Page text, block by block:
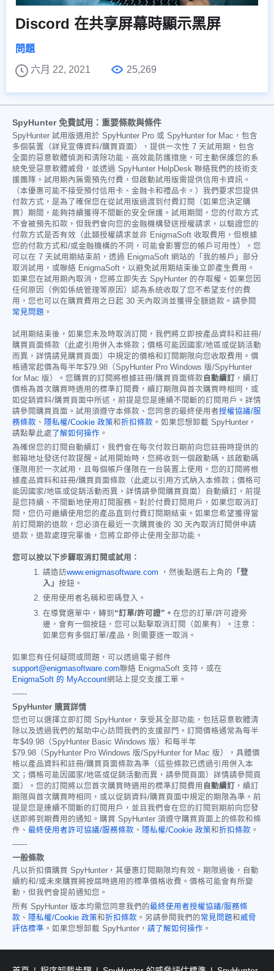
Discord 在共享屏幕時顯示黑屏
問題
六月 22, 2021
25,269
SpyHunter 免費試用：重要條款與條件
SpyHunter 試用版適用於 SpyHunter Pro 或 SpyHunter for Mac，包含
多個裝置（詳見宣傳資料/購買頁面），提供一次性 7 天試用期，包含
全面的惡意軟體偵測和清除功能、高效能防護措施，可主動保護您的系
統免受惡意軟體威脅，並透過 SpyHunter HelpDesk 聯絡我們的技術支
援團隊。試用期內無需預先付費，但啟動試用版需提供信用卡資訊。
（本優惠可能不接受預付信用卡、金融卡和禮品卡。）我們要求您提供
付款方式，是為了確保您在從試用版過渡到付費訂閱（如果您決定購
買）期間，能夠持續獲得不間斷的安全保護。試用期間，您的付款方式
不會被預先扣款，但我們會向您的金融機構發送授權請求，以驗證您的
付款方式是否有效（此類授權請求並非 EnigmaSoft 收取費用，但根據
您的付款方式和/或金融機構的不同，可能會影響您的帳戶可用性）。您
可以在 7 天試用期結束前，透過 EnigmaSoft 網站的「我的帳戶」部分
取消試用，或聯絡 EnigmaSoft，以避免試用期結束後立即產生費用。
如果您在試用期內取消，您將立即失去 SpyHunter 的存取權。如果您因
任何原因（例如係統管理等原因）認為系統收取了您不希望支付的費
用，您也可以在購買費用之日起 30 天內取消並獲得全額退款。請參閱
常見問題 。
試用期結束後，如果您未及時取消訂閱，我們將立即按產品資料和註冊/
購買頁面條款（此處引用併入本條款；價格可能因國家/地區或促銷活動
而異，詳情請見購買頁面）中規定的價格和訂閱期限向您收取費用。價
格通常起價為每半年$79.98 （SpyHunter Pro Windows 版/SpyHunter
for Mac 版）。您購買的訂閱將根據註冊/購買頁面條款 自動續訂
，續訂
價格為首次購買時適用的標準訂閱費，續訂期限與首次購買時相同，或
如促銷資料/購買頁面中所述，前提是您是連續不間斷的訂閱用戶。詳情
請參閱購買頁面。試用須遵守本條款、您同意的最終使用者授權協議/服
務條款 、 隱私權/Cookie 政策和折扣條款 。如果您想卸載 SpyHunter，
請點擊此處 了解如何操作 。
為確保您的訂閱自動續訂，我們會在每次付款日期前向您註冊時提供的
郵箱地址發送付款提醒。試用開始時，您將收到一個啟動碼，該啟動碼
僅限用於一次試用，且每個帳戶僅限在一台裝置上使用。您的訂閱將根
據產品資料和註冊/購買頁面條款（此處以引用方式納入本條款；價格可
能因國家/地區或促銷活動而異，詳情請參閱購買頁面）自動續訂，前提
是您持續、不間斷地使用訂閱服務。對於付費訂閱用戶，如果您取消訂
閱，您仍可繼續使用您的產品直到付費訂閱期結束。如果您希望獲得當
前訂閱期的退款，您必須在最近一次購買後的 30 天內取消訂閱併申請
退款，退款處理完畢後，您將立即停止使用全部功能。
您可以按以下步驟取消訂閱或試用：
請造訪www.enigmasoftware.com ，然後點選右上角的 「登
入」 按鈕。
使用使用者名稱和密碼登入。
在導覽選單中，轉到 “訂單/許可證”。 在您的訂單/許可證旁
邊，會有一個按鈕，您可以點擊取消訂閱（如果有）。注意：
如果您有多個訂單/產品，則需要逐一取消。
如果您有任何疑問或問題，可以透過電子郵件
support@enigmasoftware.com聯絡 EnigmaSoft 支持，或在
EnigmaSoft 的 MyAccount網站上提交支援工單。
------
SpyHunter 購買詳情
您也可以選擇立即訂閱 SpyHunter，享受其全部功能，包括惡意軟體清
除以及透過我們的幫助中心訪問我們的支援部門。訂閱價格通常為每半
年$49.98 （SpyHunter Basic Windows 版）和每半年
$79.98 （SpyHunter Pro Windows 版/SpyHunter for Mac 版），具體價
格以產品資料和註冊/購買頁面條款為準（這些條款已透過引用併入本
文；價格可能因國家/地區或促銷活動而異，請參閱頁面）詳情請參閱頁
面）。您的訂閱將以您首次購買時適用的標準訂閱費用 自動續訂 ，續訂
期限與首次購買時相同，或以促銷資料/購買頁面中規定的期限為準。前
提是您是連續不間斷的訂閱用戶，並且我們會在您的訂閱到期前向您發
送即將到期費用的通知。購買 SpyHunter 須遵守購買頁面上的條款和條
件、 最終使用者許可協議/服務條款 、 隱私權/Cookie 政策和折扣條款 。
------
一般條款
凡以折扣價購買 SpyHunter，其優惠訂閱期限均有效。期限過後，自動
續約和/或未來購買將按屆時適用的標準價格收費。價格可能會有所變
動，但我們會提前通知您。
所有 SpyHunter 版本均需您同意我們的最終使用者授權協議/服務條
款 、 隱私權/Cookie 政策和折扣條款 。另請參閱我們的常見問題和 威脅
評估標準 。如果您想卸載 SpyHunter， 請了解如何操作 。